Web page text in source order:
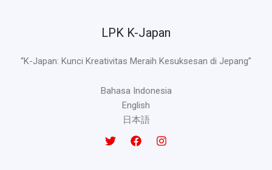
LPK K-Japan
“K-Japan: Kunci Kreativitas Meraih Kesuksesan di Jepang”
Bahasa Indonesia
English
日本語